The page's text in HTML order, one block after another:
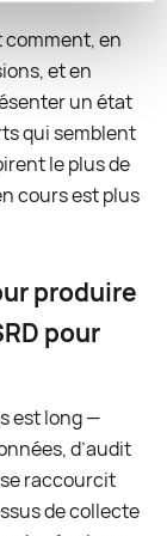
comment, en
et en
un état
qui semblent
le plus de
cours est plus
produire
pour
est long —
d’audit
raccourcit
de collecte